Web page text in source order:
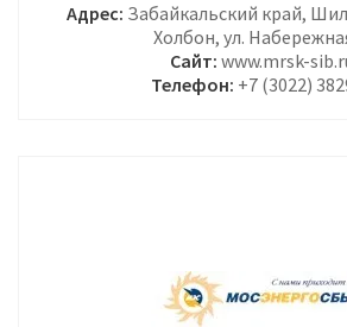
Адрес: Забайкальский край,
Холбон, ул.
Сайт: www.mrsk-
Телефон: +7 (3022)